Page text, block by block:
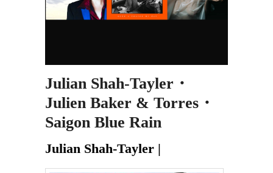
Julian Shah-Tayler・
Julien Baker & Torres・
Saigon Blue Rain
Julian Shah-Tayler |